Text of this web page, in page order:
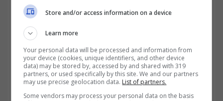
SuMoney.itsi legge che il disabile che
usufruire dei 3 giorni di permessolegge
Store and/or access information on a device
Learn more
Your personal data will be processed and information from
your device (cookies, unique identifiers, and other device
data) may be stored by, accessed by and shared with 319
partners, or used specifically by this site. We and our partners
may use precise geolocation data. List of partners.
Some vendors may process your personal data on the basis